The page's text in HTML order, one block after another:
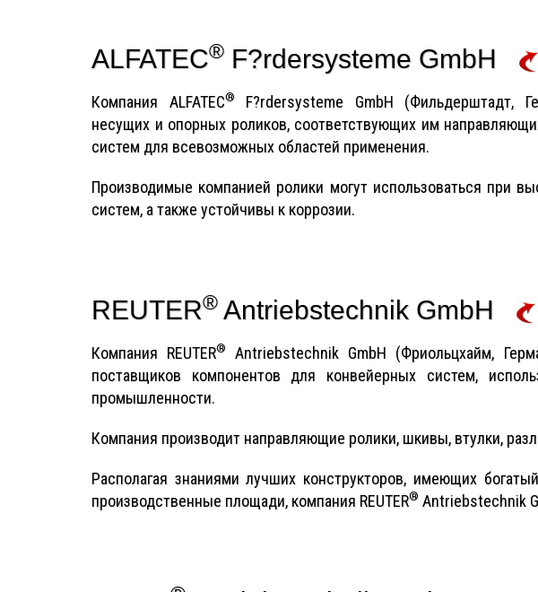
ALFATEC®F?rdersysteme GmbH
Компания ALFATEC®
F?rdersysteme GmbH (Фильдерштадт,
несущих и опорных роликов, соответствующих им
систем для всевозможных областей применения.
Производимые компанией ролики могут использоваться при
систем, а также устойчивы к коррозии.
REUTER®Antriebstechnik GmbH
Компания REUTER®
Antriebstechnik GmbH (Фриольцхайм,
поставщиков компонентов для конвейерных систем,
промышленности.
Компания производит направляющие ролики, шкивы, втулки,
Располагая знаниями лучших конструкторов, имеющих
производственные площади, компания REUTER® Antriebstechnik